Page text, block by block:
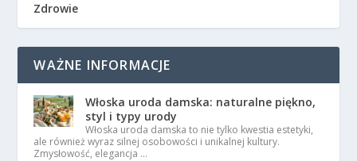
Zdrowie
WAŻNE INFORMACJE
Włoska uroda damska: naturalne piękno,
styl i typy urody
Włoska uroda damska to nie tylko kwestia estetyki,
ale również wyraz silnej osobowości i unikalnej kultury.
Zmysłowość, elegancja …